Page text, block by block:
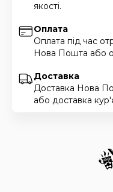
якості.
Оплата
Оплата під час
Нова Пошта або
Доставка
Доставка Нова
або доставка